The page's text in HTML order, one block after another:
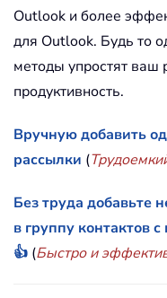
Outlook и более
для Outlook. Будь то
методы упростят ваш
продуктивность.
Вручную добавить
рассылки (
Без труда добавьте
в группу контактов
👍 (Быстро и